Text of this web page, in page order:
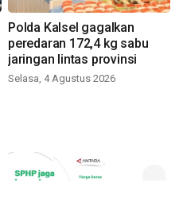
Polda Kalsel gagalkan
peredaran 172,4 kg sabu
jaringan lintas provinsi
Selasa, 4 Agustus 2026